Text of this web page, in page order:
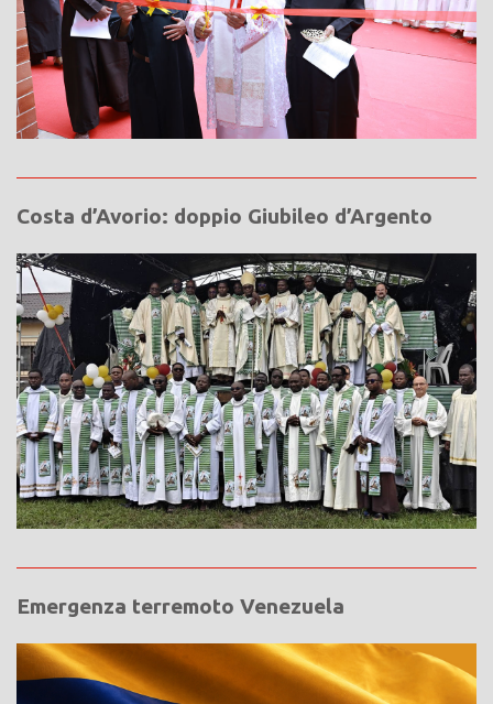
Costa d’Avorio: doppio Giubileo d’Argento
Emergenza terremoto Venezuela